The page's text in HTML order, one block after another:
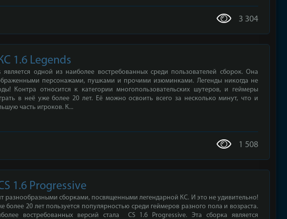
3 304
1.6 Legends
является одной из наиболее востребованных среди пользователей сборок. Она
персонажами, пушками и прочими изюминками. Легенды никогда не
Контра относится к категории многопользовательских шутеров, и геймеры
в неё уже более 20 лет. Её можно освоить всего за несколько минут, что и
часть игроков. К...
1 508
1.6 Progressive
разнообразными сборками, посвященными легендарной КС. И это не удивительно!
более 20 лет пользуется популярностью среди геймеров разного пола и возраста.
востребованных версий стала CS 1.6 Progressive. Эта сборка является